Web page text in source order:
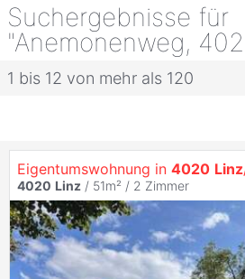
Suchergebnisse für
"Anemonenweg,
1 bis 12 von mehr als 120
Eigentumswohnung in 4020 Linz
4020 Linz / 51m² / 2 Zimmer